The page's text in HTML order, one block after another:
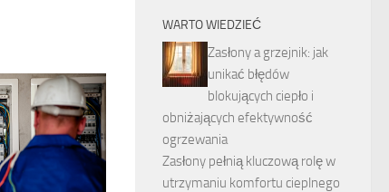
WARTO WIEDZIEĆ
Zasłony a grzejnik: jak
unikać błędów
blokujących ciepło i
obniżających efektywność
ogrzewania
Zasłony pełnią kluczową rolę w
utrzymaniu komfortu cieplnego